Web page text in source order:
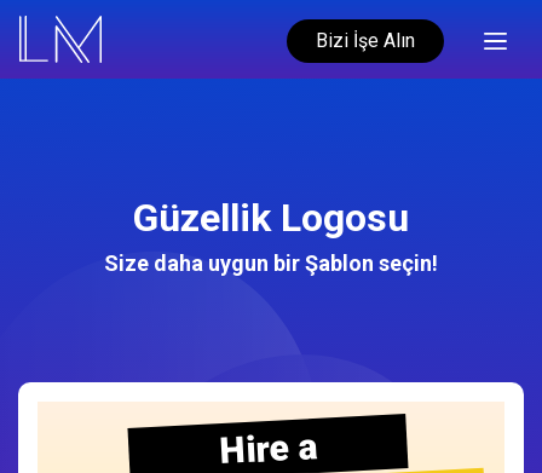
Bizi İşe Alın
Güzellik Logosu
Size daha uygun bir Şablon seçin!
Hire a